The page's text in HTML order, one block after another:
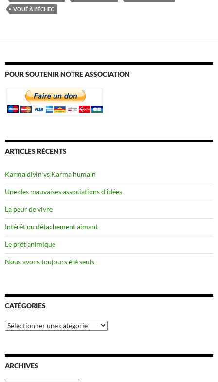
VOUÉ À L'ÉCHEC
POUR SOUTENIR NOTRE ASSOCIATION
ARTICLES RÉCENTS
Karma divin vs Karma humain
Une des mauvaises associations d’idées
La peur de vivre
Intérêt ou détachement aimant
Le prêt animique
Nous avons toujours été seuls
CATÉGORIES
Catégories
ARCHIVES